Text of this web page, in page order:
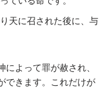
天に召された後に、与
よって罪が赦され、
できます。これだけが